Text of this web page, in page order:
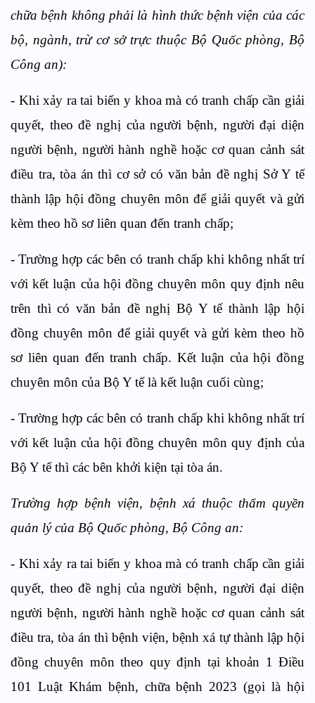
chữa bệnh không phải là hình thức bệnh viện của các
bộ, ngành, trừ cơ sở trực thuộc Bộ Quốc phòng, Bộ
Công an):
- Khi xảy ra tai biến y khoa mà có tranh chấp cần giải
quyết, theo đề nghị của người bệnh, người đại diện
người bệnh, người hành nghề hoặc cơ quan cảnh sát
điều tra, tòa án thì cơ sở có văn bản đề nghị Sở Y tế
thành lập hội đồng chuyên môn để giải quyết và gửi
kèm theo hồ sơ liên quan đến tranh chấp;
- Trường hợp các bên có tranh chấp khi không nhất trí
với kết luận của hội đồng chuyên môn quy định nêu
trên thì có văn bản đề nghị Bộ Y tế thành lập hội
đồng chuyên môn để giải quyết và gửi kèm theo hồ
sơ liên quan đến tranh chấp. Kết luận của hội đồng
chuyên môn của Bộ Y tế là kết luận cuối cùng;
- Trường hợp các bên có tranh chấp khi không nhất trí
với kết luận của hội đồng chuyên môn quy định của
Bộ Y tế thì các bên khởi kiện tại tòa án.
Trường hợp bệnh viện, bệnh xá thuộc thẩm quyền
quản lý của Bộ Quốc phòng, Bộ Công an:
- Khi xảy ra tai biến y khoa mà có tranh chấp cần giải
quyết, theo đề nghị của người bệnh, người đại diện
người bệnh, người hành nghề hoặc cơ quan cảnh sát
điều tra, tòa án thì bệnh viện, bệnh xá tự thành lập hội
đồng chuyên môn theo quy định tại khoản 1 Điều
101 Luật Khám bệnh, chữa bệnh 2023 (gọi là hội